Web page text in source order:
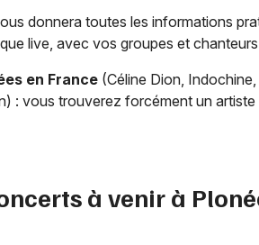
donnera toutes les informations
live, avec vos groupes et
en France (Céline Dion,
: vous trouverez forcément un
à venir à